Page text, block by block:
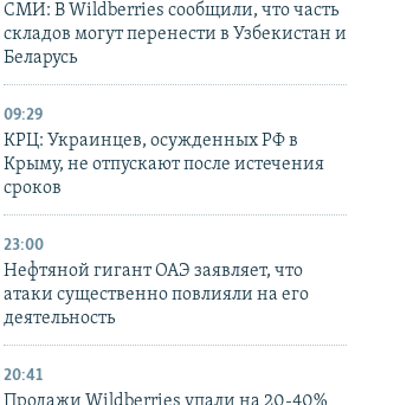
СМИ: В Wildberries сообщили, что часть
складов могут перенести в Узбекистан и
Беларусь
09:29
КРЦ: Украинцев, осужденных РФ в
Крыму, не отпускают после истечения
сроков
23:00
Нефтяной гигант ОАЭ заявляет, что
атаки существенно повлияли на его
деятельность
20:41